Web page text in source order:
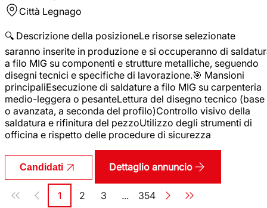
Città Legnago
🔍 Descrizione della posizioneLe risorse selezionate
saranno inserite in produzione e si occuperanno di
a filo MIG su componenti e strutture metalliche, seguendo
disegni tecnici e specifiche di lavorazione.🎯 Mansioni
principaliEsecuzione di saldature a filo MIG su carpenteria
medio-leggera o pesanteLettura del disegno tecnico (base
o avanzata, a seconda del profilo)Controllo visivo della
saldatura e rifinitura del pezzoUtilizzo degli strumenti di
officina e rispetto delle procedure di sicurezza
Candidati Dettaglio annuncio
Paginazione
Pagina
1 Pagina
2 Pagina
3 ... Pagina
354